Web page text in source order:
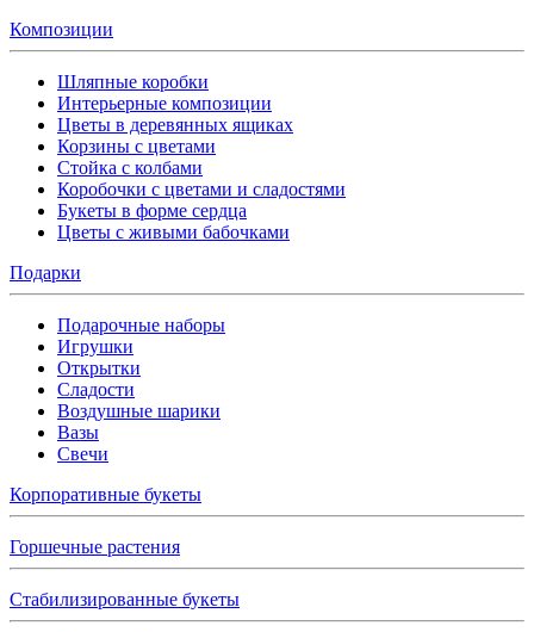
Композиции
Шляпные коробки
Интерьерные композиции
Цветы в деревянных ящиках
Корзины с цветами
Стойка с колбами
Коробочки с цветами и сладостями
Букеты в форме сердца
Цветы с живыми бабочками
Подарки
Подарочные наборы
Игрушки
Открытки
Сладости
Воздушные шарики
Вазы
Свечи
Корпоративные букеты
Горшечные растения
Стабилизированные букеты